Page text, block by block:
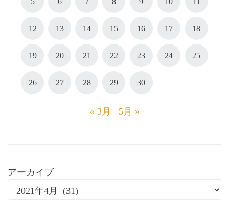
12 13 14 15 16 17 18
19 20 21 22 23 24 25
26 27 28 29 30
« 3月 5月 »
アーカイブ